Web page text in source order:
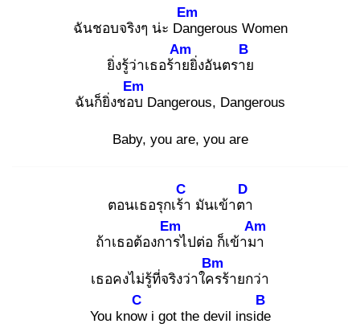
ฉันชอบจริงๆ น่ะ Dan
Em
gerous Women
ยิ่งรู้ว่าเธอร้าย
Am
ยิ่งอันตราย
B
ฉันก็ยิ่งชอบ
Em
Dangerous, Dangerous
Baby, you are, you are
ตอนเธอรุกเร้า
C
มันเข้าตา
D
ถ้าเธอต้องการ
Em
ไปต่อ ก็เข้ามา
Am
เธอคงไม่รู้ที่จริงว่าใคร
Bm
ร้ายกว่า
You know
C
i got the devil inside
B